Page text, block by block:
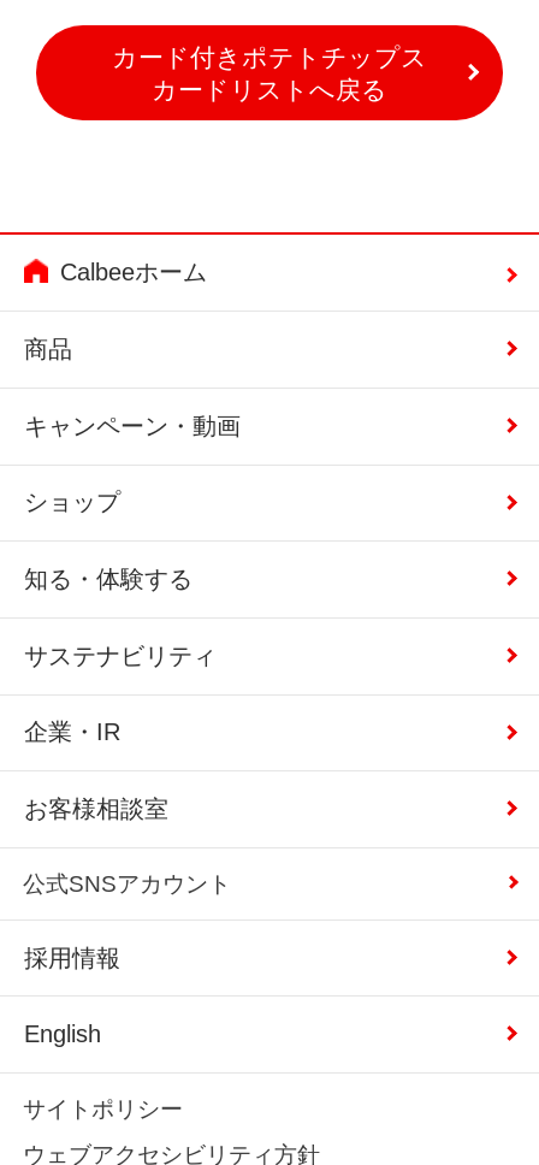
カード付きポテトチップス
カードリストへ戻る
Calbeeホーム
商品
キャンペーン・動画
ショップ
知る・体験する
サステナビリティ
企業・IR
お客様相談室
公式SNSアカウント
採用情報
English
サイトポリシー
ウェブアクセシビリティ方針